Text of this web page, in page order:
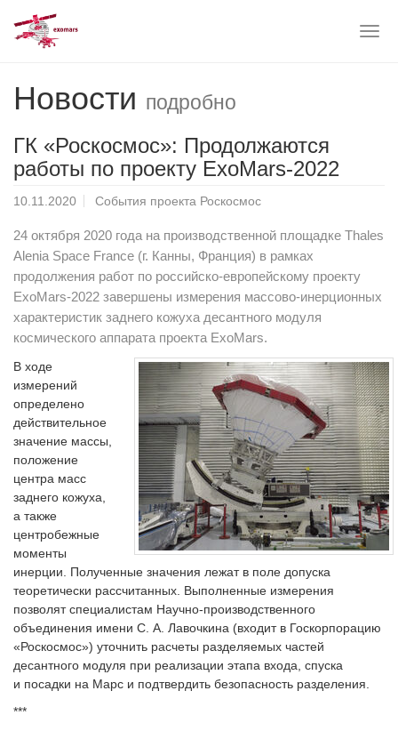
mainНовости подробно
ГК «Роскосмос»: Продолжаются
работы по проекту ExoMars-2022
10.11.2020 События проекта Роскосмос
24 октября 2020 года на производственной площадке Thales
Alenia Space France (г. Канны, Франция) в рамках
продолжения работ по российско-европейскому проекту
ExoMars-2022 завершены измерения массово-инерционных
характеристик заднего кожуха десантного модуля
космического аппарата проекта ExoMars.
В ходе
измерений
определено
действительное
значение массы,
положение
центра масс
заднего кожуха,
а также
центробежные
моменты
инерции. Полученные значения лежат в поле допуска
теоретически рассчитанных. Выполненные измерения
позволят специалистам Научно-производственного
объединения имени С. А. Лавочкина (входит в Госкорпорацию
«Роскосмос») уточнить расчеты разделяемых частей
десантного модуля при реализации этапа входа, спуска
и посадки на Марс и подтвердить безопасность разделения.
***